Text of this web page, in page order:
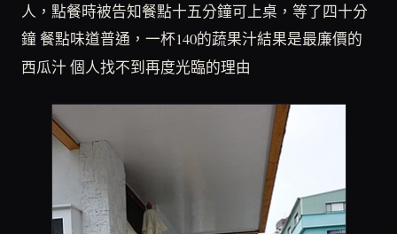
人，點餐時被告知餐點十五分鐘可上桌，等了四十分
鐘 餐點味道普通，一杯140的蔬果汁結果是最廉價的
西瓜汁 個人找不到再度光臨的理由